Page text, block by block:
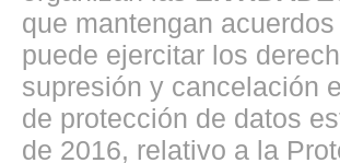
que mantengan
puede ejercitar los
supresión y cancelación
de protección de datos
de 2016, relativo a la